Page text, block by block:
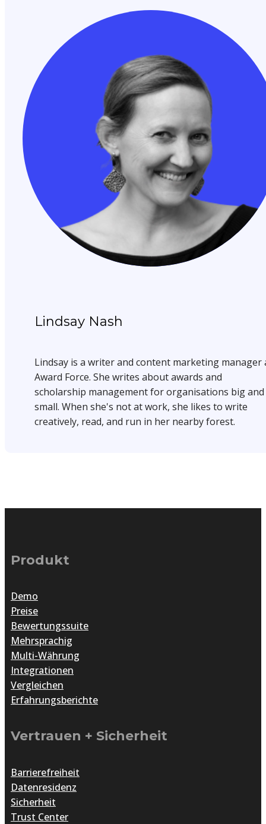
Lindsay Nash
Lindsay is a writer and content marketing manager
Award Force. She writes about awards and
scholarship management for organisations big and
small. When she's not at work, she likes to write
creatively, read, and run in her nearby forest.
Produkt
Demo
Preise
Bewertungssuite
Mehrsprachig
Multi-Währung
Integrationen
Vergleichen
Erfahrungsberichte
Vertrauen + Sicherheit
Barrierefreiheit
Datenresidenz
Sicherheit
Trust Center